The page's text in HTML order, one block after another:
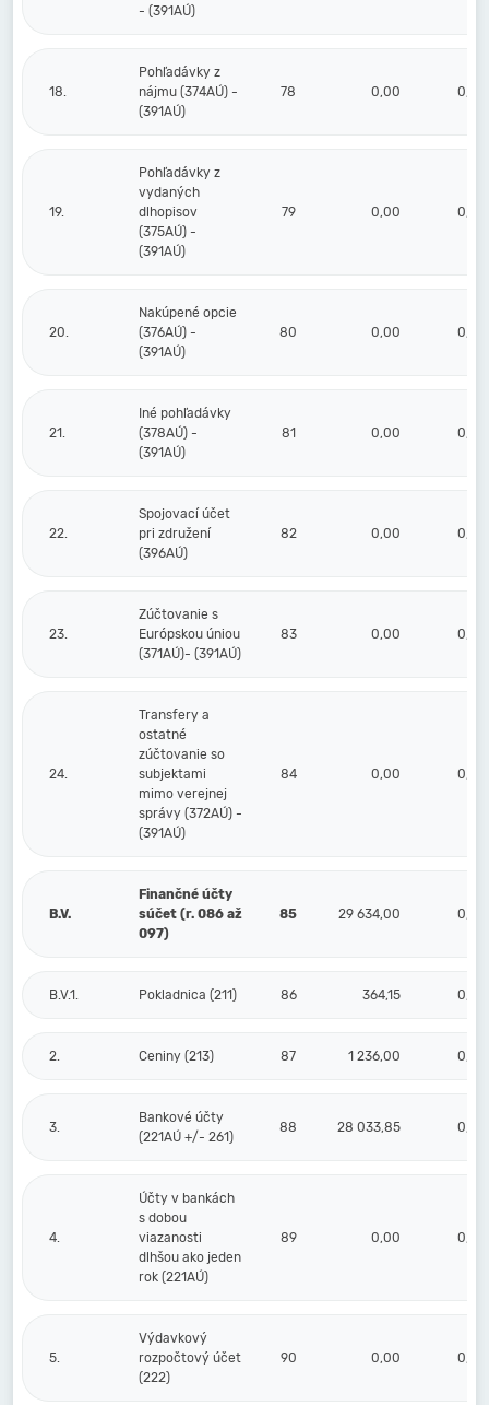
- (391AÚ)
18.
Pohľadávky z
nájmu (374AÚ) -
(391AÚ)
78 0,00 0,00
19.
Pohľadávky z
vydaných
dlhopisov
(375AÚ) -
(391AÚ)
79 0,00 0,00
20.
Nakúpené opcie
(376AÚ) -
(391AÚ)
80 0,00 0,00
21.
Iné pohľadávky
(378AÚ) -
(391AÚ)
81 0,00 0,00
22.
Spojovací účet
pri združení
(396AÚ)
82 0,00 0,00
23.
Zúčtovanie s
Európskou úniou
(371AÚ)- (391AÚ)
83 0,00 0,00
24.
Transfery a
ostatné
zúčtovanie so
subjektami
mimo verejnej
správy (372AÚ) -
(391AÚ)
84 0,00 0,00
B.V.
Finančné účty
súčet (r. 086 až
097)
85 29 634,00 0,00
B.V.1. Pokladnica (211) 86 364,15 0,00
2. Ceniny (213) 87 1 236,00 0,00
3.
Bankové účty
(221AÚ +/- 261)
88 28 033,85 0,00
4.
Účty v bankách
s dobou
viazanosti
dlhšou ako jeden
rok (221AÚ)
89 0,00 0,00
5.
Výdavkový
rozpočtový účet
(222)
90 0,00 0,00